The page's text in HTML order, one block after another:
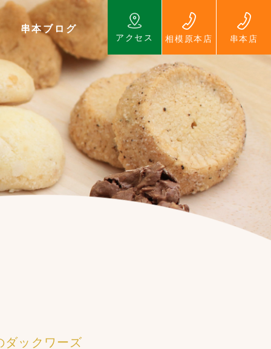
串本ブログ
アクセス 相模原本店 串本店
ダックワーズ